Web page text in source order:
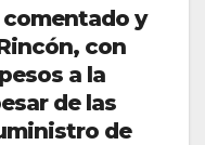
y
con
a la
de las
de